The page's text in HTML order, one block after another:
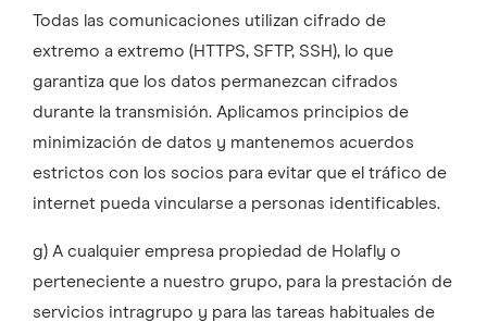
Todas las comunicaciones utilizan cifrado de
extremo a extremo (HTTPS, SFTP, SSH), lo que
garantiza que los datos permanezcan cifrados
durante la transmisión. Aplicamos principios de
minimización de datos y mantenemos acuerdos
estrictos con los socios para evitar que el tráfico de
internet pueda vincularse a personas identificables.
g) A cualquier empresa propiedad de Holafly o
perteneciente a nuestro grupo, para la prestación de
servicios intragrupo y para las tareas habituales de